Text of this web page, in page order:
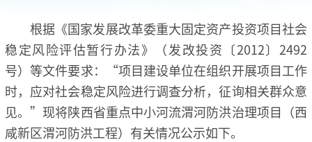
根据《国家发展改革委重大固定资产投资项目社会
稳定风险评估暂行办法》（发改投资〔2012〕2492
号）等文件要求：“项目建设单位在组织开展项目工作
时，应对社会稳定风险进行调查分析，征询相关群众意
见。”现将陕西省重点中小河流渭河防洪治理项目（西
咸新区渭河防洪工程）有关情况公示如下。